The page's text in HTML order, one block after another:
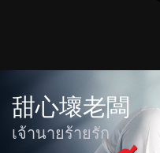
甜心壞老闆
เจ้านายร้ายรัก